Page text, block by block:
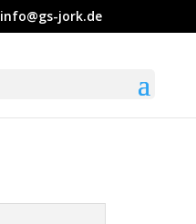
info@gs-jork.de